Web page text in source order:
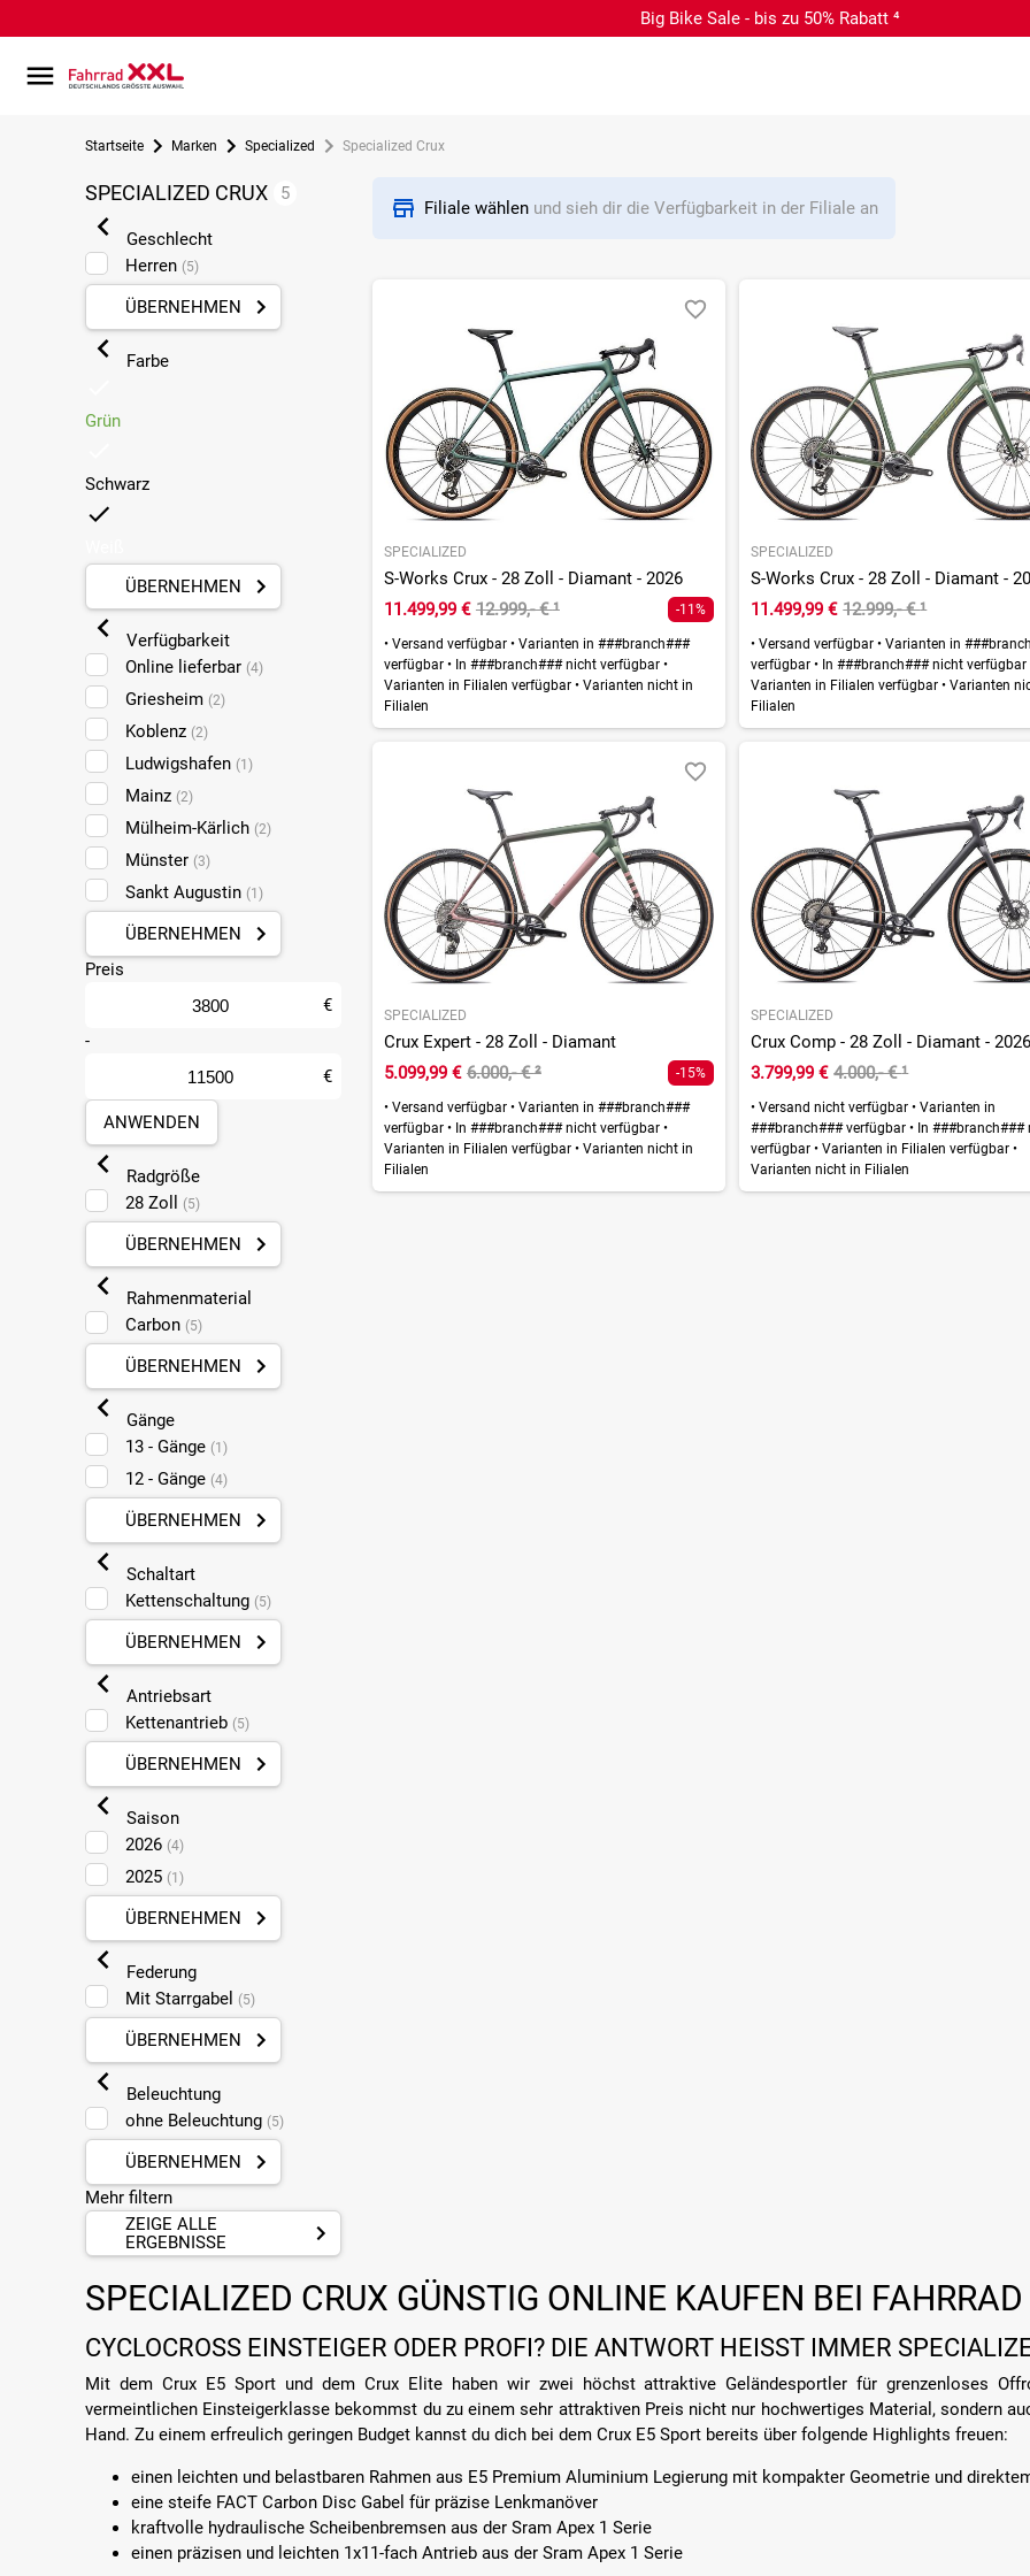
Big Bike Sale - bis zu 50% Rabatt ⁴
Startseite Marken Specialized Specialized Crux
SPECIALIZED CRUX 5
Geschlecht
Herren (5)
ÜBERNEHMEN
Farbe
Grün
Schwarz
ÜBERNEHMEN
Verfügbarkeit
Online lieferbar (4)
Griesheim (2)
Koblenz (2)
Ludwigshafen (1)
Mainz (2)
Mülheim-Kärlich (2)
Münster (3)
Sankt Augustin (1)
ÜBERNEHMEN
Preis
€
-
€
ANWENDEN
Radgröße
28 Zoll
(5)
ÜBERNEHMEN
Rahmenmaterial
Carbon (5)
ÜBERNEHMEN
Gänge
13 - Gänge (1)
12 - Gänge (4)
ÜBERNEHMEN
Schaltart
Kettenschaltung (5)
ÜBERNEHMEN
Antriebsart
Kettenantrieb (5)
ÜBERNEHMEN
Saison
2026 (4)
2025 (1)
ÜBERNEHMEN
Federung
Mit Starrgabel
(5)
ÜBERNEHMEN
Beleuchtung
ohne Beleuchtung (5)
ÜBERNEHMEN
Mehr filtern
ZEIGE ALLE
ERGEBNISSE
Filiale wählen und sieh dir die Verfügbarkeit in der Filiale an
SPECIALIZED
S-Works Crux - 28 Zoll - Diamant - 2026
11.499,99 € 12.999,- €¹ -11%
•Versand verfügbar •Varianten in ###branch###
verfügbar •In ###branch### nicht verfügbar •
Varianten in Filialen verfügbar •Varianten nicht in
Filialen
SPECIALIZED
S-Works Crux - 28 Zoll - Diamant -
11.499,99 € 12.999,- €¹
• Versand verfügbar• Varianten in
verfügbar• In ###branch### nicht verfügbar
Varianten in Filialen verfügbar• Varianten
Filialen
SPECIALIZED
Crux Expert - 28 Zoll - Diamant
5.099,99 € 6.000,- €² -15%
•Versand verfügbar •Varianten in ###branch###
verfügbar •In ###branch### nicht verfügbar •
Varianten in Filialen verfügbar •Varianten nicht in
Filialen
SPECIALIZED
Crux Comp - 28 Zoll - Diamant - 2026
3.799,99 € 4.000,- €¹
• Versand nicht verfügbar• Varianten in
###branch### verfügbar• In ###branch###
verfügbar• Varianten in Filialen verfügbar•
Varianten nicht in Filialen
SPECIALIZED CRUX GÜNSTIG ONLINE KAUFEN BEI
CYCLOCROSS EINSTEIGER ODER PROFI? DIE ANTWORT HEISST IMMER
Mit dem Crux E5 Sport und dem Crux Elite haben wir zwei höchst attraktive Geländesportler für grenzenloses
vermeintlichen Einsteigerklasse bekommst du zu einem sehr attraktiven Preis nicht nur hochwertiges Material, sondern
Hand. Zu einem erfreulich geringen Budget kannst du dich bei dem Crux E5 Sport bereits über folgende Highlights freuen:
einen leichten und belastbaren Rahmen aus E5 Premium Aluminium Legierung mit kompakter Geometrie und
eine steife FACT Carbon Disc Gabel für präzise Lenkmanöver
kraftvolle hydraulische Scheibenbremsen aus der Sram Apex 1 Serie
einen präzisen und leichten 1x11-fach Antrieb aus der Sram Apex 1 Serie